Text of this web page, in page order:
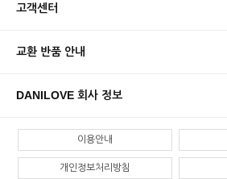
고객센터
교환 반품 안내
DANILOVE 회사 정보
이용안내
개인정보처리방침